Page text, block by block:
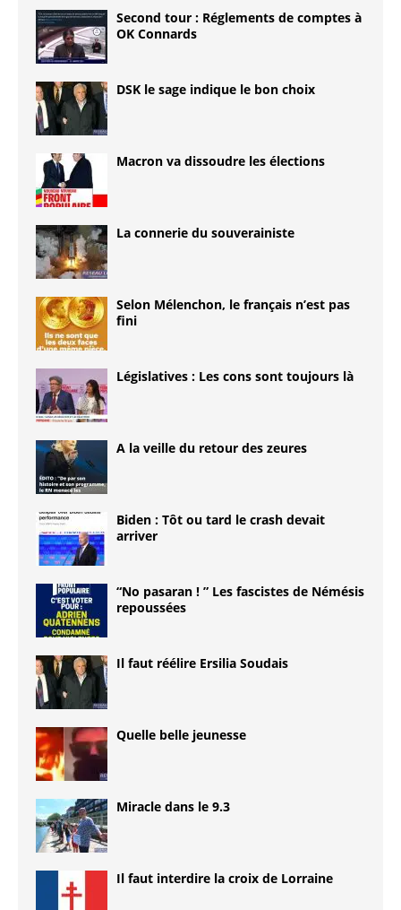
Second tour : Réglements de comptes à
OK Connards
DSK le sage indique le bon choix
Macron va dissoudre les élections
La connerie du souverainiste
Selon Mélenchon, le français n’est pas
fini
Législatives : Les cons sont toujours là
A la veille du retour des zeures
Biden : Tôt ou tard le crash devait
arriver
“No pasaran ! ” Les fascistes de Némésis
repoussées
Il faut réélire Ersilia Soudais
Quelle belle jeunesse
Miracle dans le 9.3
Il faut interdire la croix de Lorraine